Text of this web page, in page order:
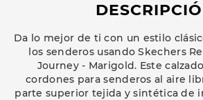
Da lo mejor de ti con un estilo
los senderos usando Skechers
Journey - Marigold. Este
cordones para senderos al aire
parte superior tejida y sintética de